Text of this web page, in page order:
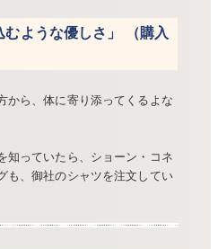
むような優しさ」 （購入
から、体に寄り添ってくるよな
知っていたら、ショーン・コネ
も、御社のシャツを注文してい